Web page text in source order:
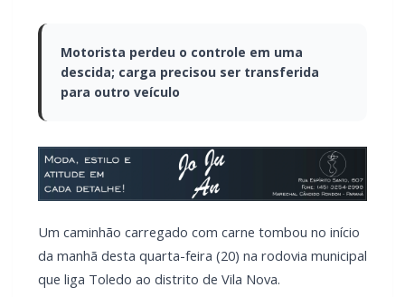
Motorista perdeu o controle em uma descida;
carga precisou ser transferida para outro veículo